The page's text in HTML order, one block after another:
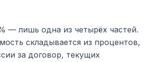
— лишь одна из четырёх частей.
складывается из процентов,
за договор, текущих